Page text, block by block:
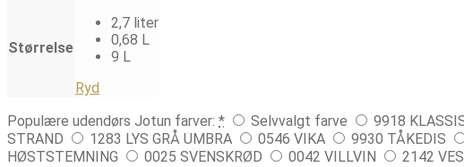
Størrelse
2,7 liter
0,68 L
9 L
Ryd
Populære udendørs Jotun farver: * Selvvalgt farve 9918
STRAND
1283 LYS GRÅ UMBRA 0546 VIKA 9930 TÅKEDIS
HØSTSTEMNING
0025 SVENSKRØD 0042 VILLVIN 2142